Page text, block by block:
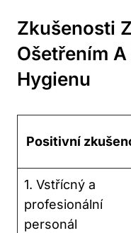
Zkušenosti
Ošetřením
Hygienu
Positivní
1. Vstřícný a
profesionální
personál